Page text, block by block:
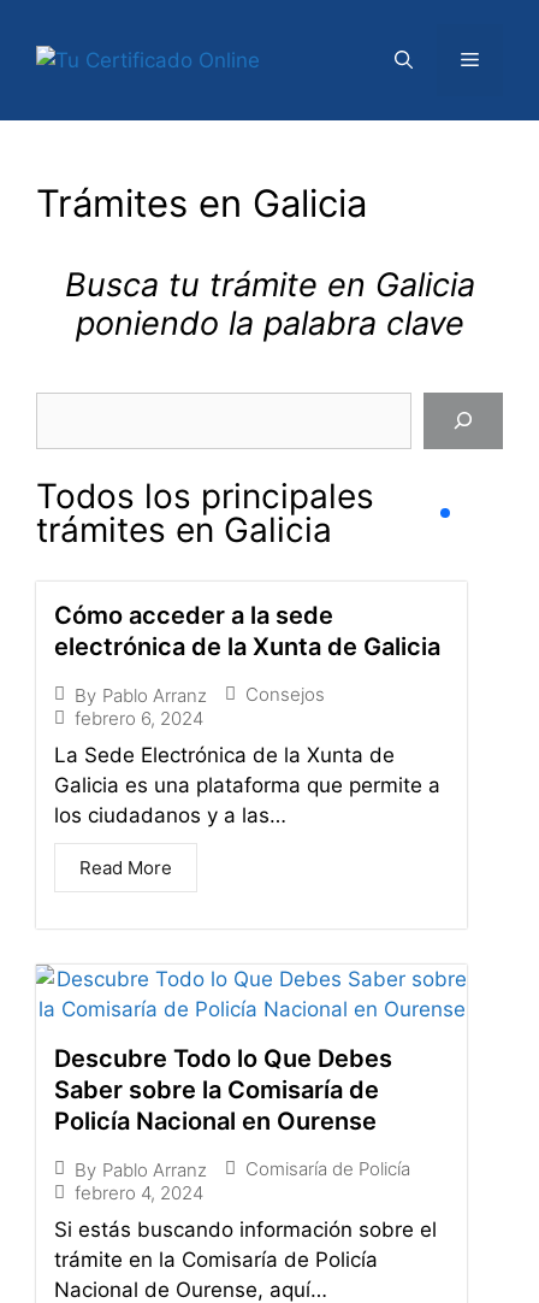
contenido
Menú
Trámites en Galicia
Busca tu trámite en Galicia
poniendo la palabra clave
Todos los principales
trámites en Galicia
Cómo acceder a la sede
electrónica de la Xunta de Galicia
By Pablo Arranz
Consejos
febrero 6, 2024
La Sede Electrónica de la Xunta de
Galicia es una plataforma que permite a
los ciudadanos y a las…
Read More
Descubre Todo lo Que Debes
Saber sobre la Comisaría de
Policía Nacional en Ourense
By Pablo Arranz
Comisaría de Policía
febrero 4, 2024
Si estás buscando información sobre el
trámite en la Comisaría de Policía
Nacional de Ourense, aquí…